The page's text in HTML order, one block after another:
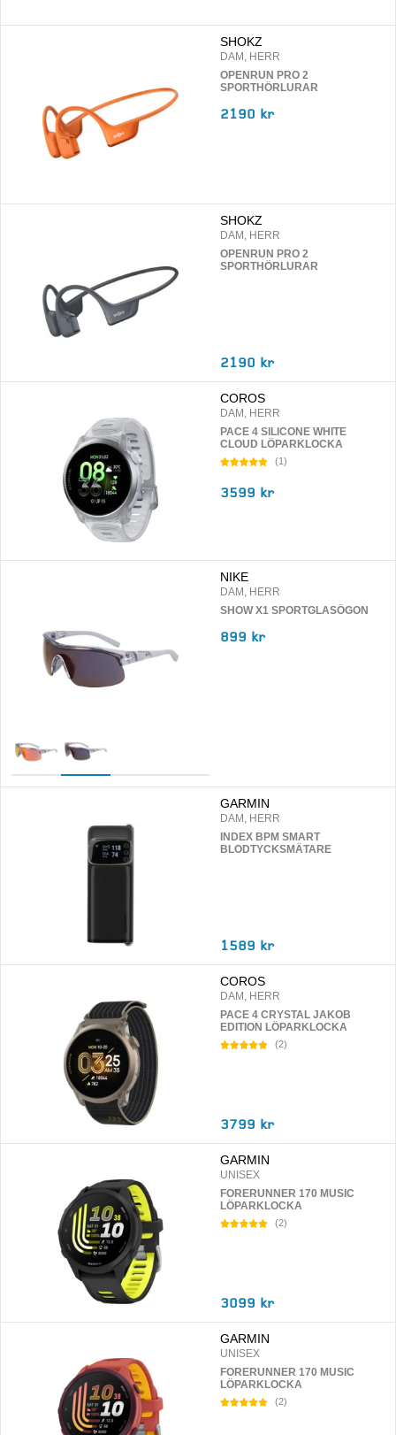
SHOKZ
DAM, HERR
OPENRUN PRO 2
SPORTHÖRLURAR
2190 kr
SHOKZ
DAM, HERR
OPENRUN PRO 2
SPORTHÖRLURAR
2190 kr
COROS
DAM, HERR
PACE 4 SILICONE WHITE
CLOUD LÖPARKLOCKA
(1 )
3599 kr
NIKE
DAM, HERR
SHOW X1 SPORTGLASÖGON
899 kr
GARMIN
DAM, HERR
INDEX BPM SMART
BLODTYCKSMÄTARE
1589 kr
COROS
DAM, HERR
PACE 4 CRYSTAL JAKOB
EDITION LÖPARKLOCKA
(2)
3799 kr
GARMIN
UNISEX
FORERUNNER 170 MUSIC
LÖPARKLOCKA
(2)
3099 kr
GARMIN
UNISEX
FORERUNNER 170 MUSIC
LÖPARKLOCKA
(2)